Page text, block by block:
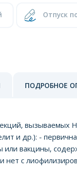
Отпуск
ПОДРОБНОЕ
вызываемых
и др.): -
или вакцины,
с